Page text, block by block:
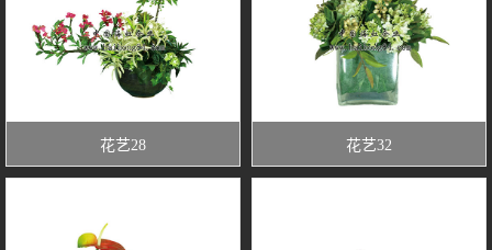
花艺28 花艺32